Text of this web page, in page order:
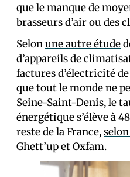
que le manque de
brasseurs d’air ou des
Selonune autre étude
d’appareils de
factures d’électricité
que tout le monde ne
Seine-Saint-Denis, le
énergétique s’élève à
reste de la France,
Ghett’up et Oxfam.